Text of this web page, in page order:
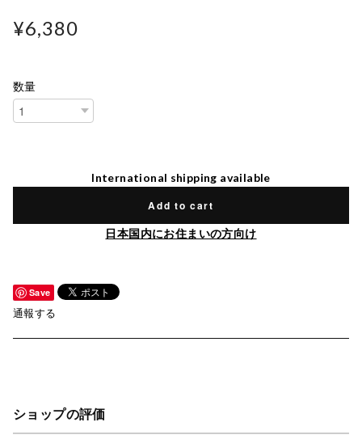
¥6,380
数量
International shipping available
Add to cart
日本国内にお住まいの方向け
Save
通報する
ショップの評価